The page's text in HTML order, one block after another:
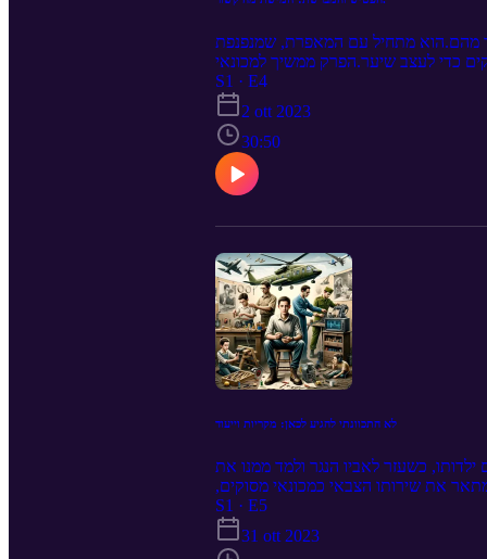
מהם.הוא מתחיל עם המאפרת, שמנפנפת
כדי לעצב שיער.הפרק ממשיך למכונאי
עוז מסכם עם הרפד, שמשדרג ומחדש
על מיומנות ידנית ויצירתיות. הוא
S1 · E4
2 ott 2023
30:50
לא התכוונתי להגיע לכאן: מקריות וייעוד
כשעזר לאביו הנגר ולמד ממנו את
את שירותו הצבאי כמכונאי מסוקים,
הוא מספר לנו על עבודתו
עוז חושף בפנינו את הניסיון הרב שצבר
S1 · E5
31 ott 2023